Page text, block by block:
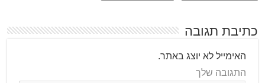
כתיבת תגובה
האימייל לא יוצג באתר.
התגובה שלך